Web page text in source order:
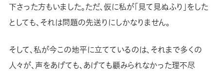
下さった方もいました。ただ、仮に私が「見て見ぬふり」をした
としても、それは問題の先送りにしかなりません。
そして、私が今この地平に立てているのは、それまで多くの
人々が、声をあげても、あげても顧みられなかった理不尽